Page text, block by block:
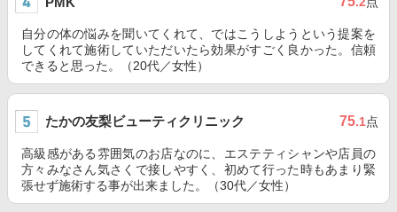
自分の体の悩みを聞いてくれて、ではこうしようという提案を
してくれて施術していただいたら効果がすごく良かった。信頼
できると思った。（20代／女性）
たかの友梨ビューティクリニック 75.1点
高級感がある雰囲気のお店なのに、エステティシャンや店員の
方々みなさん気さくで接しやすく、初めて行った時もあまり緊
張せず施術する事が出来ました。（30代／女性）